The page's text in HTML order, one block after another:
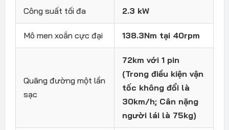
Công suất tối đa 2.3 kW
Mô men xoắn cực đại 138.3Nm tại 40rpm
Quãng đường một lần
sạc
72km với 1 pin
(Trong điều kiện vận
tốc không đổi là
30km/h; Cân nặng
người lái là 75kg)